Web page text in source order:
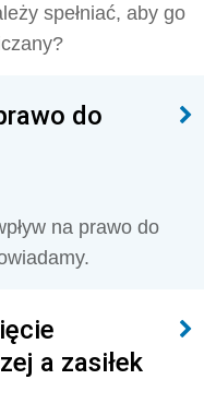
spełniać, aby go
do
na prawo do
a zasiłek